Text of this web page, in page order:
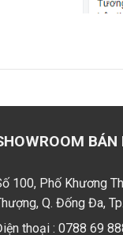
BÁN
100, Phố Khương
Q. Đống Đa,
thoại : 0788 69